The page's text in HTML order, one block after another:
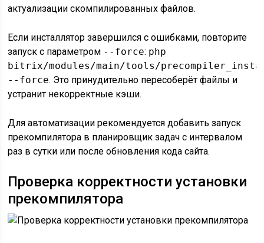
актуализации скомпилированных файлов.
Если инсталлятор завершился с ошибками, повторите
запуск с параметром --force: php
bitrix/modules/main/tools/
--force. Это принудительно пересоберёт файлы и
устранит некорректные кэши.
Для автоматизации рекомендуется добавить запуск
прекомпилятора в планировщик задач с интервалом
раз в сутки или после обновления кода сайта.
Проверка корректности установки
прекомпилятора